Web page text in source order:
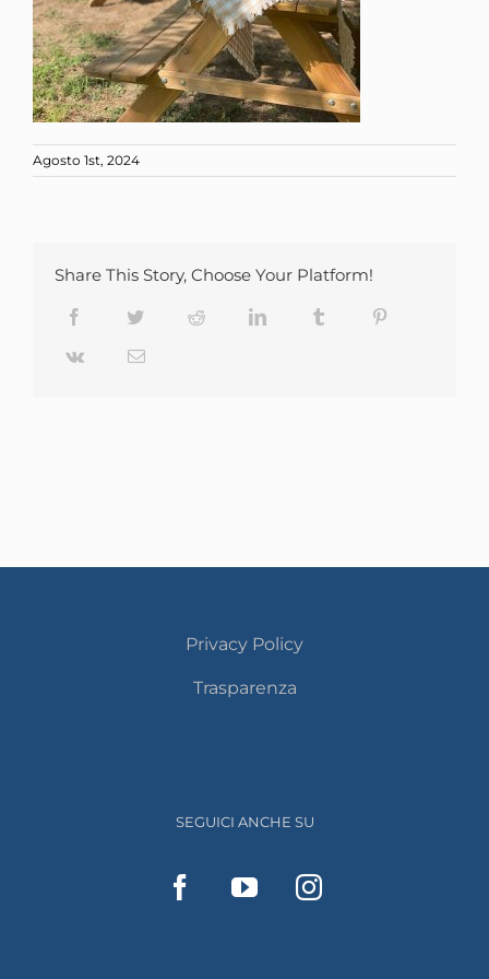
Agosto 1st, 2024
Share This Story, Choose Your Platform!
Facebook Twitter Reddit LinkedIn Tumblr
Vk Email
Privacy Policy
Trasparenza
SEGUICI ANCHE SU